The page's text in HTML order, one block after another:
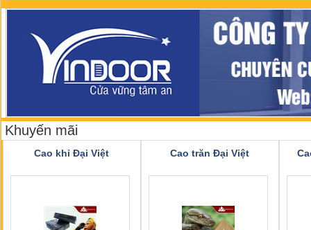
Khuyến mãi
Cao khỉ Đại Việt Cao trăn Đại Việt